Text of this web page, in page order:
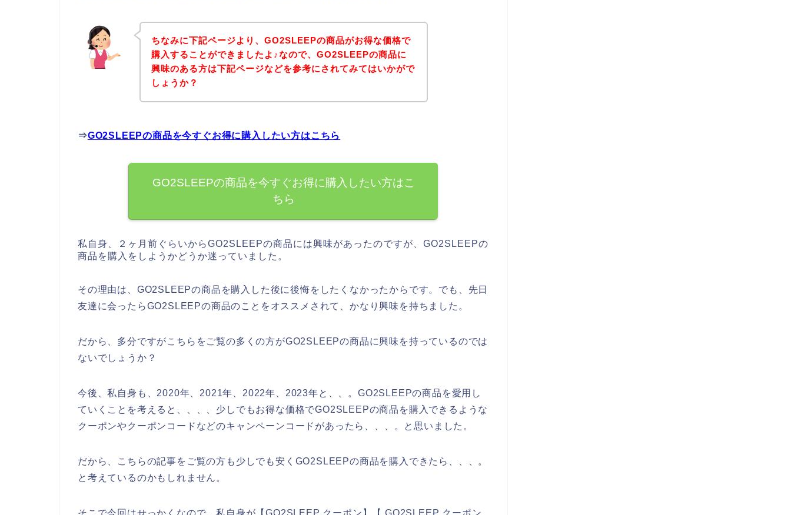
ちなみに下記ページより、GO2SLEEPの商品がお得な価格で
購入することができましたよ♪なので、GO2SLEEPの商品に
興味のある方は下記ページなどを参考にされてみてはいかがで
しょうか？
⇒GO2SLEEPの商品を今すぐお得に購入したい方はこちら
GO2SLEEPの商品を今すぐお得に購入したい方はこ
ちら
私自身、２ヶ月前ぐらいからGO2SLEEPの商品には興味があったのですが、GO2SLEEPの
商品を購入をしようかどうか迷っていました。
その理由は、GO2SLEEPの商品を購入した後に後悔をしたくなかったからです。でも、先日
友達に会ったらGO2SLEEPの商品のことをオススメされて、かなり興味を持ちました。
だから、多分ですがこちらをご覧の多くの方がGO2SLEEPの商品に興味を持っているのでは
ないでしょうか？
今後、私自身も、2020年、2021年、2022年、2023年と、、。GO2SLEEPの商品を愛用し
ていくことを考えると、、、、少しでもお得な価格でGO2SLEEPの商品を購入できるような
クーポンやクーポンコードなどのキャンペーンコードがあったら、、、。と思いました。
だから、こちらの記事をご覧の方も少しでも安くGO2SLEEPの商品を購入できたら、、、。
と考えているのかもしれません。
そこで今回はせっかくなので、私自身が【GO2SLEEP クーポン】【 GO2SLEEP クーポン